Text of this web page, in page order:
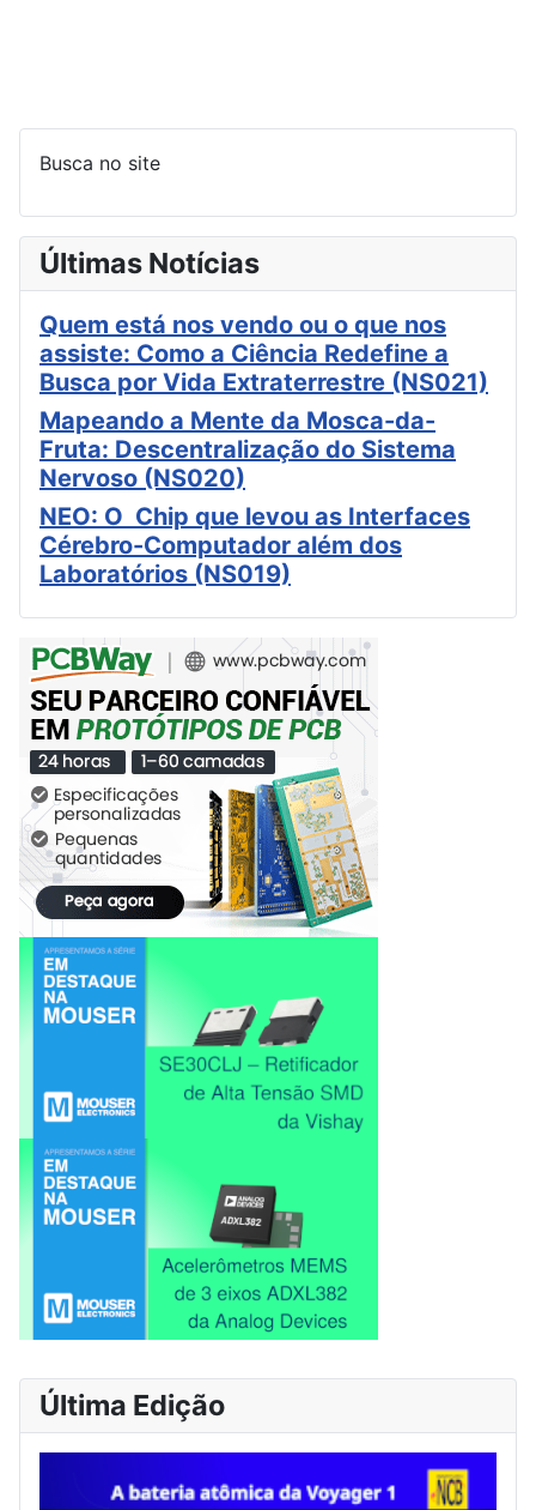
Busca no site
Últimas Notícias
Quem está nos vendo ou o que nos
assiste: Como a Ciência Redefine a
Busca por Vida Extraterrestre (NS021)
Mapeando a Mente da Mosca-da-
Fruta: Descentralização do Sistema
Nervoso (NS020)
NEO: O Chip que levou as Interfaces
Cérebro-Computador além dos
Laboratórios (NS019)
Última Edição